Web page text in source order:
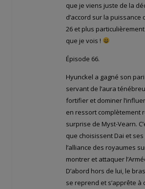
que je viens juste de la
d’accord sur la puissance
26 et plus
que je vois !
Épisode 66.
Hyunckel a gagné son
servant de l’aura
fortifier et dominer
en ressort complètement
surprise de Myst-Vearn.
que choisissent Dai et
l’alliance des royaumes
montrer et attaquer
D’abord hors de lui, le
se reprend et s’apprête